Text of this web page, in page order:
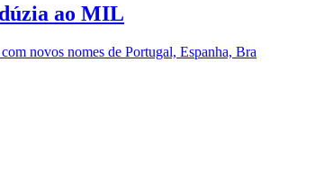
ao MIL
novos nomes de Portugal, Espanha, Bra